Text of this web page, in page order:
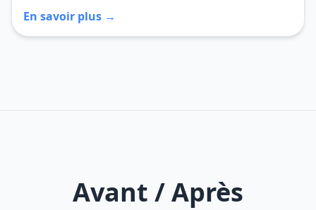
En savoir plus →
Avant / Après